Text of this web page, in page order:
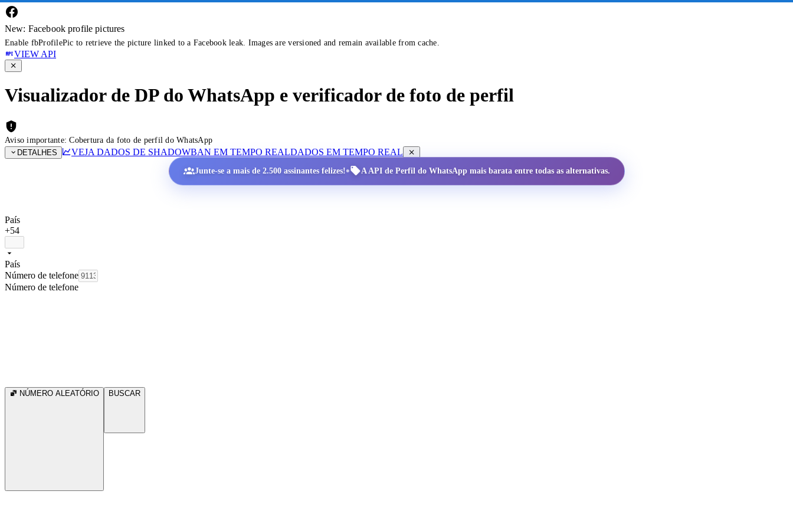
New: Facebook profile pictures
Enable fbProfilePic to retrieve the picture linked to a Facebook leak. Images are versioned and remain available from cache.
VIEW API
Visualizador de DP do WhatsApp e verificador de foto de perfil
Aviso importante: Cobertura da foto de perfil do WhatsApp
DETALHES
VEJA DADOS DE SHADOWBAN EM TEMPO REALDADOS EM TEMPO REAL
Junte-se a mais de 2.500 assinantes felizes!• A API de Perfil do WhatsApp mais barata entre todas as alternativas.
País
+54
País
Número de telefone
Número de telefone
NÚMERO ALEATÓRIO BUSCAR